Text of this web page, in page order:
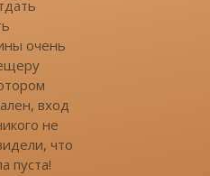
очень
вход
не
что
пуста!